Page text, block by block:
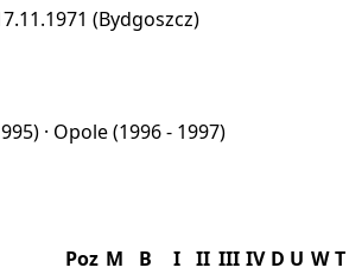
(Bydgoszcz)
· Opole(1996 - 1997)
Poz M B I II III IV D U W T